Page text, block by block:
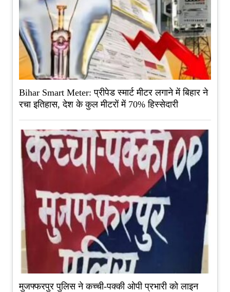
Bihar Smart Meter: प्रीपेड स्मार्ट मीटर लगाने में बिहार ने
रचा इतिहास, देश के कुल मीटरों में 70% हिस्सेदारी
मुजफ्फरपुर पुलिस ने कच्ची-पक्की ओपी प्रभारी को लाइन